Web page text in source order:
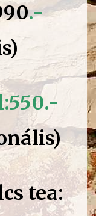
.-
tea: